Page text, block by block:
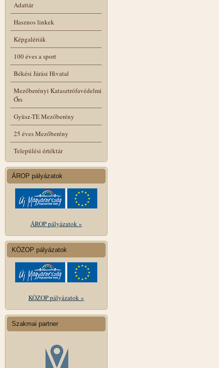
Adattár
Hasznos linkek
Képgalériák
100 éves a sport
Békési Járási Hivatal
Mezőberényi Katasztrófavédelmi
Őrs
Gyüsz-TE Mezőberény
25 éves Mezőberény
Települési értéktár
ÁROP pályázatok
ÁROP pályázatok »
KÖZOP pályázatok
KÖZOP pályázatok »
Szakmai partner